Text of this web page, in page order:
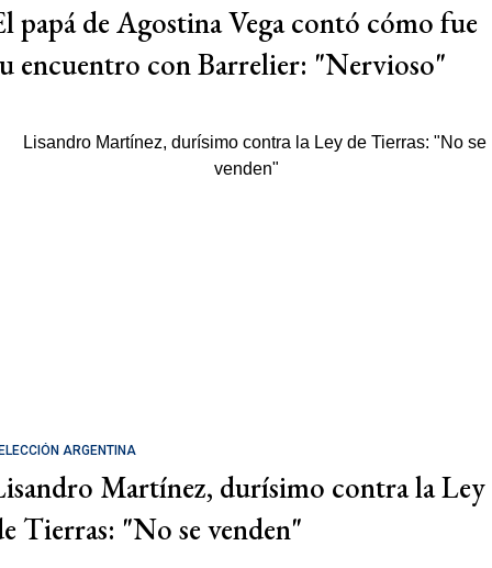
papá de Agostina Vega contó cómo fue
encuentro con Barrelier: "Nervioso"
ARGENTINA
Martínez, durísimo contra la Ley
Tierras: "No se venden"